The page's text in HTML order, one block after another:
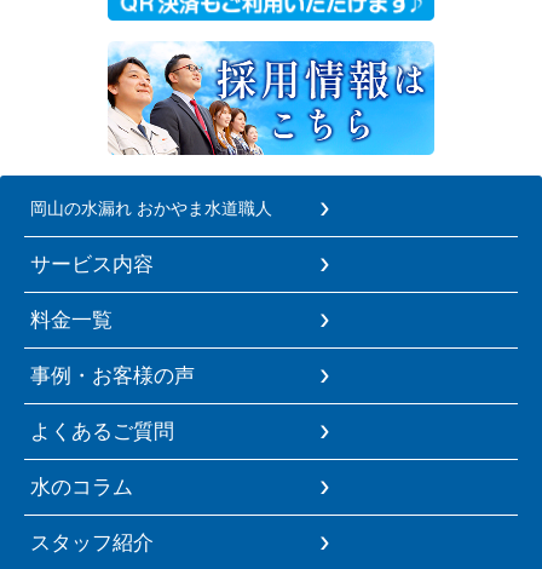
岡山の水漏れ おかやま水道職人
サービス内容
料金一覧
事例・お客様の声
よくあるご質問
水のコラム
スタッフ紹介